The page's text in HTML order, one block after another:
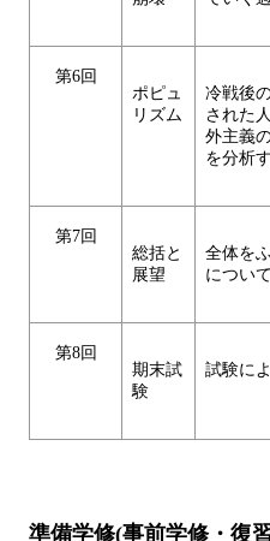
第6回
ポピュ
リズム
冷戦後
された
外主義
を分析す
第7回
総括と
展望
全体を
につい
第8回
期末試
験
試験に
準備学修(事前学修・復